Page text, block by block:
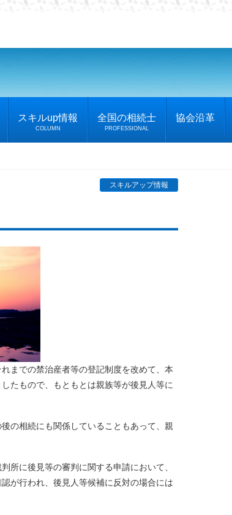
スキルup情報
COLUMN
全国の相続士
PROFESSIONAL
協会沿革
スキルアップ情報
までの禁治産者等の登記制度を改めて、本
たもので、もともとは親族等が後見人等に
の相続にも関係していることもあって、親
所に後見等の審判に関する申請において、
が行われ、後見人等候補に反対の場合には